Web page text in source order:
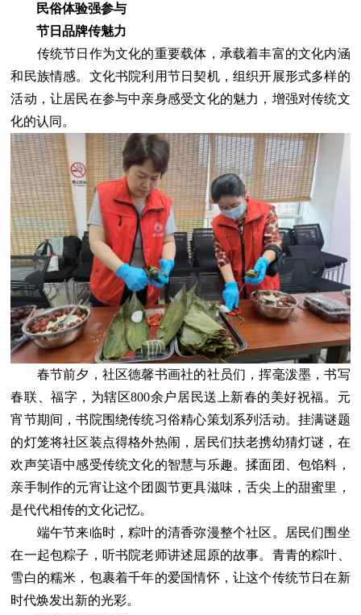
民俗体验强参与
节日品牌传魅力
传统节日作为文化的重要载体，承载着丰富的文化内涵
和民族情感。文化书院利用节日契机，组织开展形式多样的
活动，让居民在参与中亲身感受文化的魅力，增强对传统文
化的认同。
春节前夕，社区德馨书画社的社员们，挥毫泼墨，书写
春联、福字，为辖区800余户居民送上新春的美好祝福。元
宵节期间，书院围绕传统习俗精心策划系列活动。挂满谜题
的灯笼将社区装点得格外热闹，居民们扶老携幼猜灯谜，在
欢声笑语中感受传统文化的智慧与乐趣。揉面团、包馅料，
亲手制作的元宵让这个团圆节更具滋味，舌尖上的甜蜜里，
是代代相传的文化记忆。
端午节来临时，粽叶的清香弥漫整个社区。居民们围坐
在一起包粽子，听书院老师讲述屈原的故事。青青的粽叶、
雪白的糯米，包裹着千年的爱国情怀，让这个传统节日在新
时代焕发出新的光彩。